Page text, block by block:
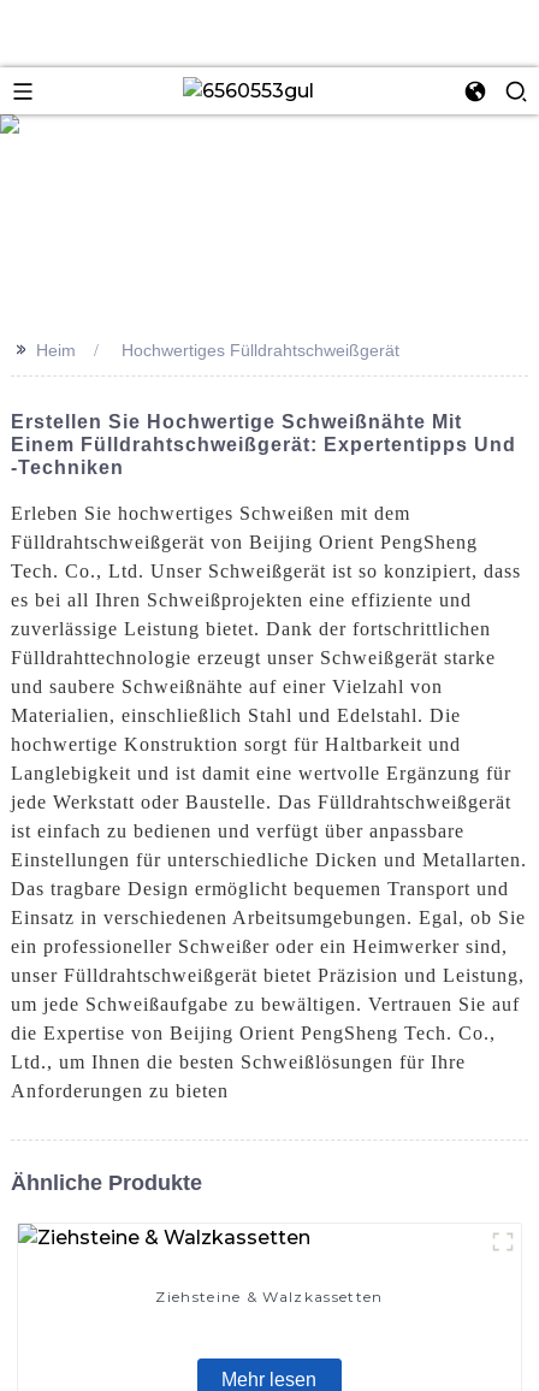
>> Heim Hochwertiges Fülldrahtschweißgerät
Erstellen Sie Hochwertige Schweißnähte Mit
Einem Fülldrahtschweißgerät: Expertentipps Und
-techniken
Erleben Sie hochwertiges Schweißen mit dem
Fülldrahtschweißgerät von Beijing Orient PengSheng
Tech. Co., Ltd. Unser Schweißgerät ist so konzipiert, dass
es bei all Ihren Schweißprojekten eine effiziente und
zuverlässige Leistung bietet. Dank der fortschrittlichen
Fülldrahttechnologie erzeugt unser Schweißgerät starke
und saubere Schweißnähte auf einer Vielzahl von
Materialien, einschließlich Stahl und Edelstahl. Die
hochwertige Konstruktion sorgt für Haltbarkeit und
Langlebigkeit und ist damit eine wertvolle Ergänzung für
jede Werkstatt oder Baustelle. Das Fülldrahtschweißgerät
ist einfach zu bedienen und verfügt über anpassbare
Einstellungen für unterschiedliche Dicken und Metallarten.
Das tragbare Design ermöglicht bequemen Transport und
Einsatz in verschiedenen Arbeitsumgebungen. Egal, ob Sie
ein professioneller Schweißer oder ein Heimwerker sind,
unser Fülldrahtschweißgerät bietet Präzision und Leistung,
um jede Schweißaufgabe zu bewältigen. Vertrauen Sie auf
die Expertise von Beijing Orient PengSheng Tech. Co.,
Ltd., um Ihnen die besten Schweißlösungen für Ihre
Anforderungen zu bieten
Ähnliche Produkte
Ziehsteine ​​& Walzkassetten
Mehr lesen